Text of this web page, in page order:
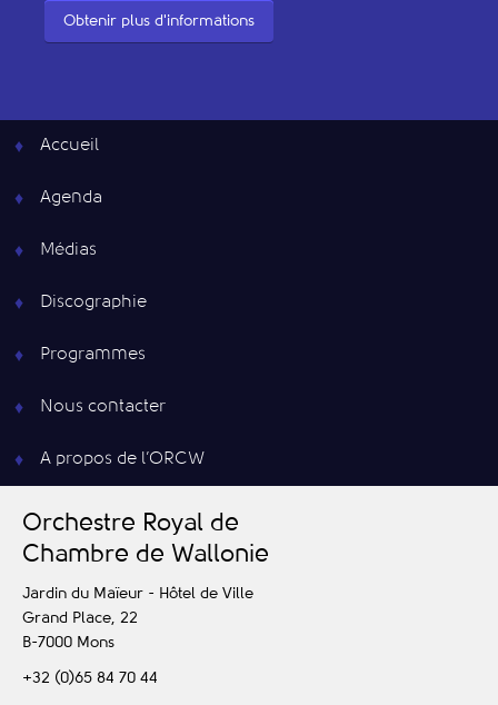
Obtenir plus d'informations
Accueil
Agenda
Médias
Discographie
Programmes
Nous contacter
A propos de l’ORCW
Orchestre Royal de
Chambre de Wallonie
Jardin du Maïeur - Hôtel de Ville
Grand Place, 22
B-7000 Mons
+32 (0)65 84 70 44